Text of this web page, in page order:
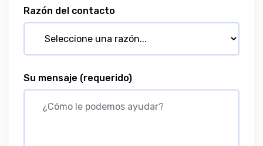
Razón del contacto
Su mensaje (requerido)